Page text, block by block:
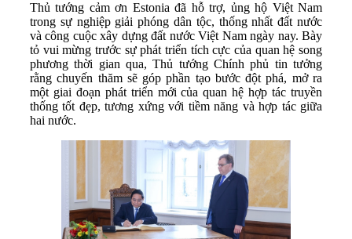
Thủ tướng cảm ơn Estonia đã hỗ trợ, ủng hộ Việt Nam
trong sự nghiệp giải phóng dân tộc, thống nhất đất nước
và công cuộc xây dựng đất nước Việt Nam ngày nay. Bày
tỏ vui mừng trước sự phát triển tích cực của quan hệ song
phương thời gian qua, Thủ tướng Chính phủ tin tưởng
rằng chuyến thăm sẽ góp phần tạo bước đột phá, mở ra
một giai đoạn phát triển mới của quan hệ hợp tác truyền
thống tốt đẹp, tương xứng với tiềm năng và hợp tác giữa
hai nước.